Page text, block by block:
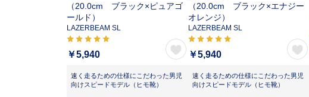
（20.0cm ブラック×ピュアゴ
ールド）
LAZERBEAM SL
￥5,940
速く走るための仕様にこだわった男児
向けスピードモデル（ヒモ靴）
（20.0cm ブラック×エナジー
オレンジ）
LAZERBEAM SL
￥5,940
速く走るための仕様にこだわった男児
向けスピードモデル（ヒモ靴）